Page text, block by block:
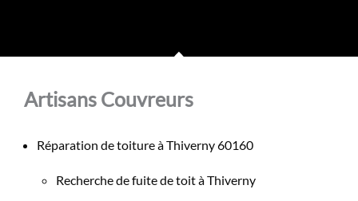
Artisans Couvreurs
Réparation de toiture à Thiverny 60160
Recherche de fuite de toit à Thiverny